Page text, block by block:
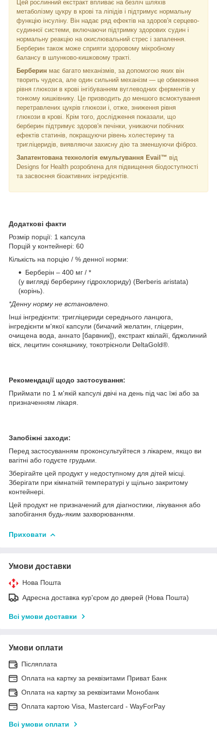
Цей рослинний екстракт впливає на безліч шляхів
метаболізму цукру в крові та ліпідів і підтримує нормальну
функцію інсуліну. Він надає ряд ефектів на здоров'я серцево-
судинної системи, включаючи підтримку здорових судин і
нормальну реакцію на окислювальний стрес і запалення.
Берберин також може сприяти здоровому мікробному
балансу в шлунково-кишковому тракті.
Берберин має багато механізмів, за допомогою яких він
творить чудеса, але один сильний механізм — це обмеження
рівня глюкози в крові інгібуванням вуглеводних ферментів у
тонкому кишківнику. Це призводить до меншого всмоктування
перетравлених цукрів глюкози і, отже, зниження рівня
глюкози в крові. Крім того, дослідження показали, що
берберин підтримує здоров'я печінки, уникаючи побічних
ефектів статинів, покращуючи рівень холестерину та
тригліцеридів, виявляючи захисну дію та зменшуючи фіброз.
Запатентована технологія емульгування Evail™ від
Designs for Health розроблена для підвищення біодоступності
та засвоєння біоактивних інгредієнтів.
Додаткові факти
Розмір порції: 1 капсула
Порцій у контейнері: 60
Кількість на порцію / % денної норми:
Берберін – 400 мг / *
(у вигляді берберину гідрохлориду) (Berberis aristata)
(корінь).
*Денну норму не встановлено.
Інші інгредієнти: тригліцериди середнього ланцюга,
інгредієнти м'якої капсули (бичачий желатин, гліцерин,
очищена вода, аннато [барвник]), екстракт квілайї, бджолиний
віск, лецитин соняшнику, токотрієноли DeltaGold®.
Рекомендації щодо застосування:
Приймати по 1 м'якій капсулі двічі на день під час їжі або за
призначенням лікаря.
Запобіжні заходи:
Перед застосуванням проконсультуйтеся з лікарем, якщо ви
вагітні або годуєте грудьми.
Зберігайте цей продукт у недоступному для дітей місці.
Зберігати при кімнатній температурі у щільно закритому
контейнері.
Цей продукт не призначений для діагностики, лікування або
запобігання будь-яким захворюванням.
Приховати
Умови доставки
Нова Пошта
Адресна доставка кур'єром до дверей (Нова Пошта)
Всі умови доставки
Умови оплати
Післяплата
Оплата на картку за реквізитами Приват Банк
Оплата на картку за реквізитами Монобанк
Оплата картою Visa, Mastercard - WayForPay
Всі умови оплати